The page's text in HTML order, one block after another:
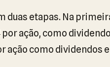
duas etapas. Na
ação, como
ação como dividendos